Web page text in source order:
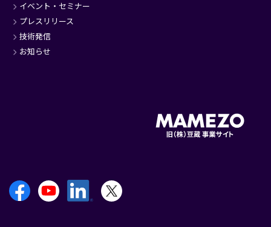
イベント・セミナー
プレスリリース
技術発信
お知らせ